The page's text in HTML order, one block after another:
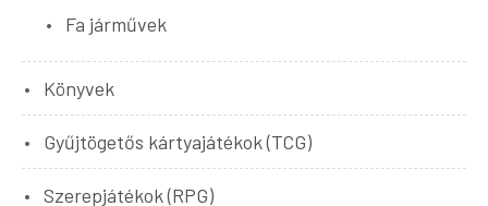
Fa járművek
Könyvek
Gyűjtögetős kártyajátékok (TCG)
Szerepjátékok (RPG)